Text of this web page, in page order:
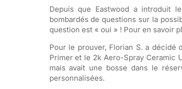
Depuis que Eastwood a introduit
bombardés de questions sur la
question est « oui » ! Pour en savoir
Pour le prouver, Florian S. a décidé
Primer et le 2k Aero-Spray Ceramic
mais avait une bosse dans le
personnalisées.